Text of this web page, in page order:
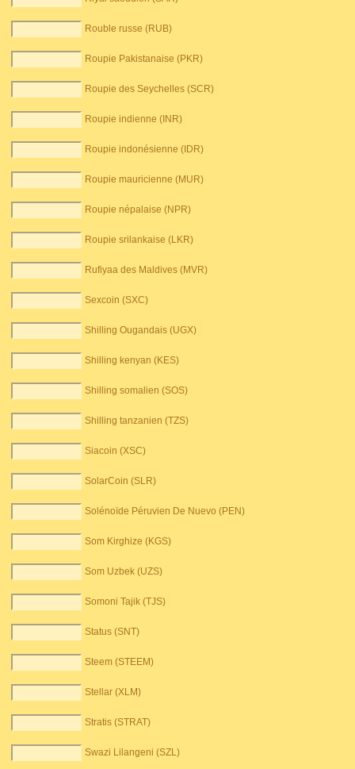
Rouble russe (RUB)
Roupie Pakistanaise (PKR)
Roupie des Seychelles (SCR)
Roupie indienne (INR)
Roupie indonésienne (IDR)
Roupie mauricienne (MUR)
Roupie népalaise (NPR)
Roupie srilankaise (LKR)
Rufiyaa des Maldives (MVR)
Sexcoin (SXC)
Shilling Ougandais (UGX)
Shilling kenyan (KES)
Shilling somalien (SOS)
Shilling tanzanien (TZS)
Siacoin (XSC)
SolarCoin (SLR)
Solénoïde Péruvien De Nuevo (PEN)
Som Kirghize (KGS)
Som Uzbek (UZS)
Somoni Tajik (TJS)
Status (SNT)
Steem (STEEM)
Stellar (XLM)
Stratis (STRAT)
Swazi Lilangeni (SZL)